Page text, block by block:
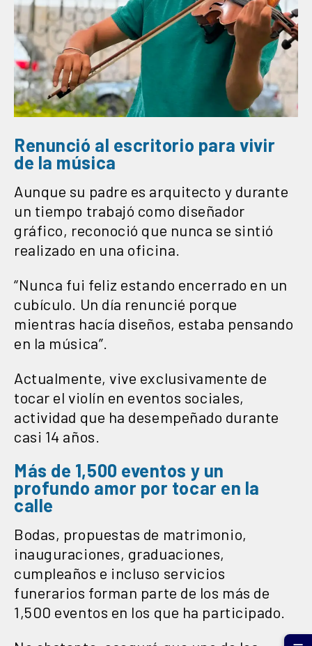
Renunció al escritorio para vivir
de la música
Aunque su padre es arquitecto y durante
un tiempo trabajó como diseñador
gráfico, reconoció que nunca se sintió
realizado en una oficina.
“Nunca fui feliz estando encerrado en un
cubículo. Un día renuncié porque
mientras hacía diseños, estaba pensando
en la música”.
Actualmente, vive exclusivamente de
tocar el violín en eventos sociales,
actividad que ha desempeñado durante
casi 14 años.
Más de 1,500 eventos y un
profundo amor por tocar en la
calle
Bodas, propuestas de matrimonio,
inauguraciones, graduaciones,
cumpleaños e incluso servicios
funerarios forman parte de los más de
1,500 eventos en los que ha participado.